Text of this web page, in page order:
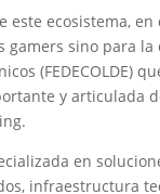
este ecosistema,
gamers sino para
(FEDECOLDE)
y articulada
en
infraestructura